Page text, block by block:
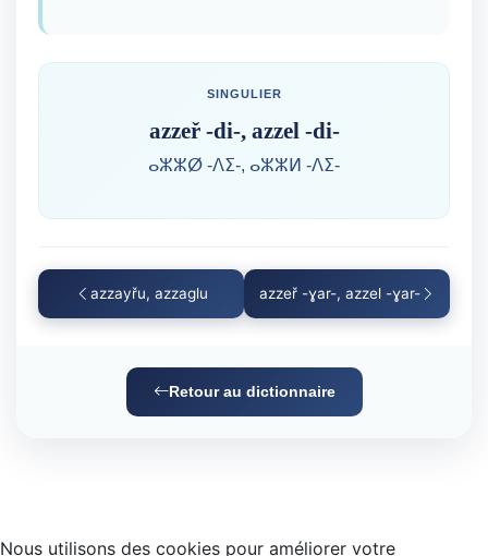
SINGULIER
azzeř -di-, azzel -di-
ⴰⵣⵣⵁ -ⴷⵉ-, ⴰⵣⵣⵍ -ⴷⵉ-
azzayřu, azzaglu azzeř -ɣar-, azzel -ɣar-
Retour au dictionnaire
Nous utilisons des cookies pour améliorer votre